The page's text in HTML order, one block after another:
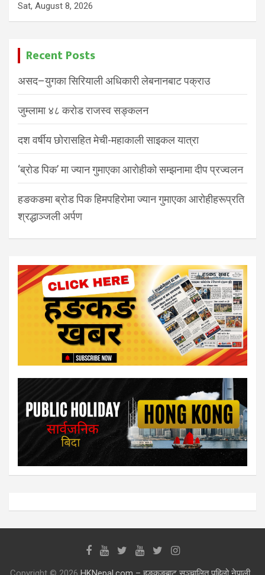
Sat, August 8, 2026
Recent Posts
असद–युगका सिरियाली अधिकारी लेबनानबाट पक्राउ
जुम्लामा ४८ करोड राजस्व सङ्कलन
दश वर्षीय छोरासहित मेची-महाकाली साइकल यात्रा
‘ब्रोड पिक’ मा ज्यान गुमाएका आरोहीको सम्झनामा दीप प्रज्वलन
हङकङमा ब्रोड पिक हिमपहिरोमा ज्यान गुमाएका आरोहीहरूप्रति
श्रद्धाञ्जली अर्पण